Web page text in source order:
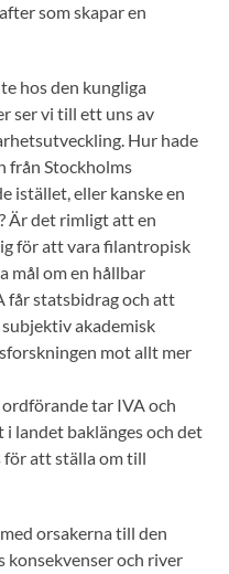
som skapar en
hos den kungliga
ser vi till ett uns av
Hur hade
från Stockholms
istället, eller kanske en
Är det rimligt att en
för att vara filantropisk
mål om en hållbar
får statsbidrag och att
akademisk
mot allt mer
tar IVA och
landet baklänges och det
för att ställa om till
orsakerna till den
konsekvenser och river